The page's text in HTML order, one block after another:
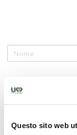
Questo sito web